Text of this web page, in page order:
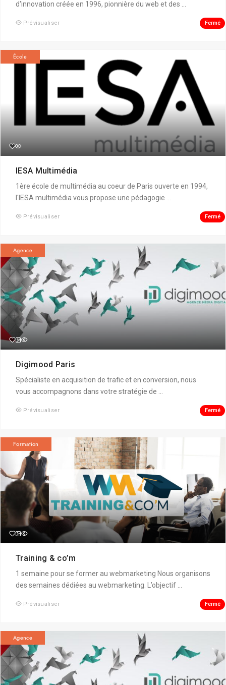
d'innovation créée en 1996, pionnière du web et des ...
Prévisualiser Fermé
École
IESA Multimédia
1ère école de multimédia au coeur de Paris ouverte en 1994,
l'IESA multimédia vous propose une pédagogie ...
Prévisualiser Fermé
Agence
Digimood Paris
Spécialiste en acquisition de trafic et en conversion, nous
vous accompagnons dans votre stratégie de ...
Prévisualiser Fermé
Formation
Training & co’m
1 semaine pour se former au webmarketing Nous organisons
des semaines dédiées au webmarketing. L’objectif ...
Prévisualiser Fermé
Agence